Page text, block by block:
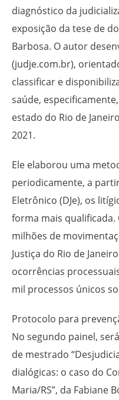
diagnóstico da
exposição da tese de
Barbosa. O autor
(judje.com.br),
classificar e
saúde,
estado do Rio de
2021.
Ele elaborou uma
periodicamente, a
Eletrônico (DJe), os
forma mais
milhões de
Justiça do Rio de
ocorrências
mil processos únicos
Protocolo para
No segundo painel,
de mestrado
dialógicas: o caso do
Maria/RS”, da Fabiane